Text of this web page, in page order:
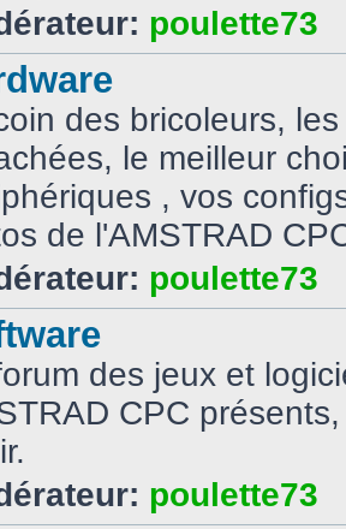
poulette73
des bricoleurs,
le meilleur
, vos
de l'AMSTRAD
poulette73
des jeux et
CPC
poulette73